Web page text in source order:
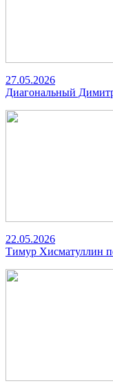
27.05.2026
Диагональный
22.05.2026
Тимур Хисматуллин